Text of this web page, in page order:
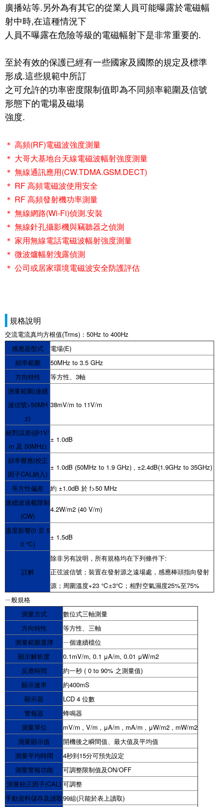
廣播站等.另外為有其它的從業人員可能曝露於電磁幅
射中時,在這種情況下
人員不曝露在危險等級的電磁幅射下是非常重要的.
至於有效的保護已經有一些國家及國際的規定及標準
形成.這些規範中所訂
之可允許的功率密度限制值即為不同頻率範圍及信號
形態下的電場及磁場
強度.
＊ 高頻(RF)電磁波強度測量
＊ 大哥大基地台天線電磁波幅射強度測量
＊ 無線通訊應用(CW.TDMA.GSM.DECT)
＊ RF 高頻電磁波使用安全
＊ RF 高頻發射機功率測量
＊ 無線網路(Wi-Fi)偵測.安裝
＊ 無線針孔攝影機與竊聽器之偵測
＊ 家用無線電話電磁波幅射強度測量
＊ 微波爐幅射洩露偵測
＊ 公司或居家環境電磁波安全防護評估
規格說明
交流電流真均方根值(Trms)：50Hz to 400Hz
感應器型式
電場(E)
頻率範圍
50MHz to 3.5 GHz
方向特性
等方性、3軸
測量範圍(連續
波信號>50MH
z)
38mV/m to 11V/m
絕對誤差(@1V/
m 及 50MHz)
± 1.0dB
頻率響應(校正
因子CAL納入)
± 1.0dB (50MHz to 1.9 GHz) , ±2.4dB(1.9GHz to 35GHz)
等方性偏差
約 ±1.0dB 於 f>50 MHz
連續波過載限制
(CW)
4.2W/m2 (40 V/m)
溫度影響(0 至 5
0 ℃)
± 1.5dB
註解
除非另有說明，所有規格均在下列條件下:
正弦波信號；裝置在發射源之遠場處，感應棒頭指向發射
源；周圍溫度+23 ℃±3℃；相對空氣濕度25%至75%
ㄧ般規格
測量方式
數位式三軸測量
方向特性
等方性、三軸
測量範圍選擇
ㄧ個連續檔位
顯示解析度
0.1mV/m, 0.1 μA/m, 0.01 μW/m2
反應時間
約一秒 ( 0 to 90% 之測量值)
顯示速率
約400mS
顯示器
LCD 4 位數
警報器
蜂鳴器
測量單位
mV/m , V/m , μA/m , mA/m , μW/m2 , mW/m2
測量顯示值
開機後之瞬間值、最大值及平均值
測量平均時間
4秒到15分可預先設定
測量警報功能
可調整限制值及ON/OFF
測量校正因子(CAL) 可調整
手動資料儲存及讀取99組(只能於表上讀取)